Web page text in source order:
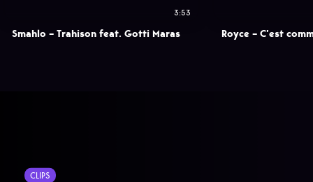
3:53
Smahlo – Trahison feat. Gotti Maras Royce – C’est
CLIPS